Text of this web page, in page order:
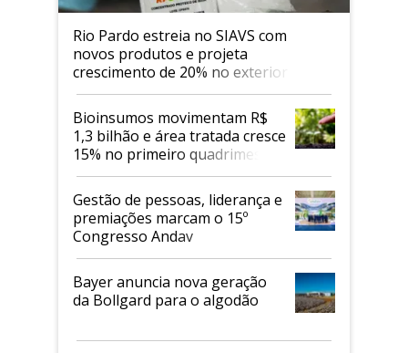
Rio Pardo estreia no SIAVS com
novos produtos e projeta
crescimento de 20% no exterior
Bioinsumos movimentam R$
1,3 bilhão e área tratada cresce
15% no primeiro quadrimestre
de 2026
Gestão de pessoas, liderança e
premiações marcam o 15º
Congresso Andav
Bayer anuncia nova geração
da Bollgard para o algodão